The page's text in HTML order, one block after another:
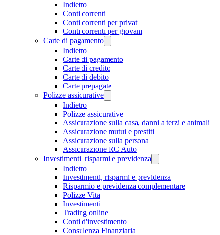
Indietro
Conti correnti
Conti correnti per privati
Conti correnti per giovani
Carte di pagamento
Indietro
Carte di pagamento
Carte di credito
Carte di debito
Carte prepagate
Polizze assicurative
Indietro
Polizze assicurative
Assicurazione sulla casa, danni a terzi e animali
Assicurazione mutui e prestiti
Assicurazione sulla persona
Assicurazione RC Auto
Investimenti, risparmi e previdenza
Indietro
Investimenti, risparmi e previdenza
Risparmio e previdenza complementare
Polizze Vita
Investimenti
Trading online
Conti d'investimento
Consulenza Finanziaria